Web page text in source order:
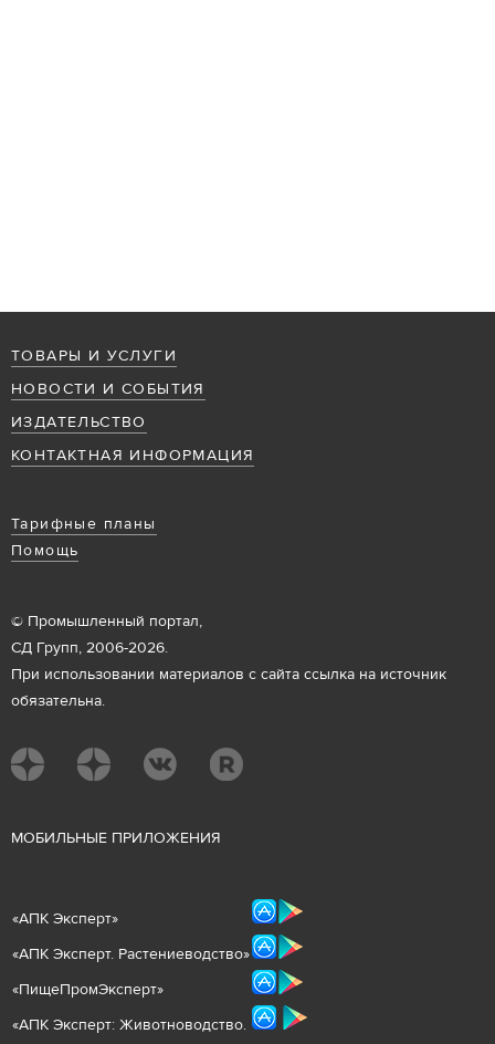
ТОВАРЫ И УСЛУГИ
НОВОСТИ И СОБЫТИЯ
ИЗДАТЕЛЬСТВО
КОНТАКТНАЯ ИНФОРМАЦИЯ
Тарифные планы
Помощь
© Промышленный портал,
СД Групп, 2006-2026.
При использовании материалов с сайта ссылка на источник
обязательна.
МОБИЛЬНЫЕ ПРИЛОЖЕНИЯ
«АПК Эксперт»
«АПК Эксперт. Растениеводство»
«ПищеПромЭксперт»
«АПК Эксперт: Животноводство.